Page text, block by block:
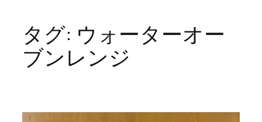
タグ: ウォーターオー
ブンレンジ